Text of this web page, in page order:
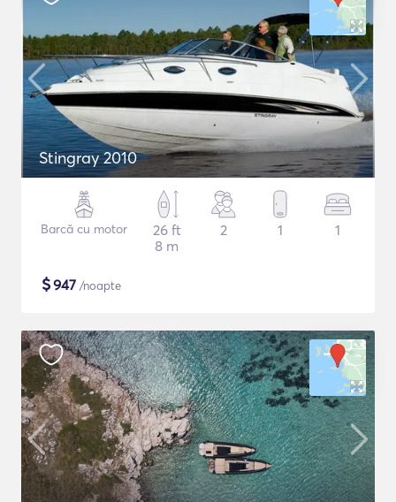
Stingray 2010
Barcă cu motor
26 ft
8 m
2 1 1
$947 /noapte